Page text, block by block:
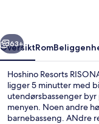
Neste
63+
OversiktRom
Hoshino Resorts
ligger 5 minutter med
utendørsbassenger
menyen. Noen andre
barnebasseng. ANdre